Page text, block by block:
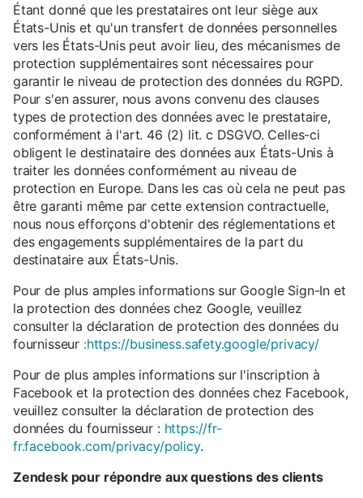
Étant donné que les prestataires ont leur siège aux
États-Unis et qu'un transfert de données personnelles
vers les États-Unis peut avoir lieu, des mécanismes de
protection supplémentaires sont nécessaires pour
garantir le niveau de protection des données du RGPD.
Pour s'en assurer, nous avons convenu des clauses
types de protection des données avec le prestataire,
conformément à l'art. 46 (2) lit. c DSGVO. Celles-ci
obligent le destinataire des données aux États-Unis à
traiter les données conformément au niveau de
protection en Europe. Dans les cas où cela ne peut pas
être garanti même par cette extension contractuelle,
nous nous efforçons d'obtenir des réglementations et
des engagements supplémentaires de la part du
destinataire aux États-Unis.
Pour de plus amples informations sur Google Sign-In et
la protection des données chez Google, veuillez
consulter la déclaration de protection des données du
fournisseur :https://business.safety.google/privacy/
Pour de plus amples informations sur l'inscription à
Facebook et la protection des données chez Facebook,
veuillez consulter la déclaration de protection des
données du fournisseur : https://fr-
fr.facebook.com/privacy/policy.
Zendesk pour répondre aux questions des clients